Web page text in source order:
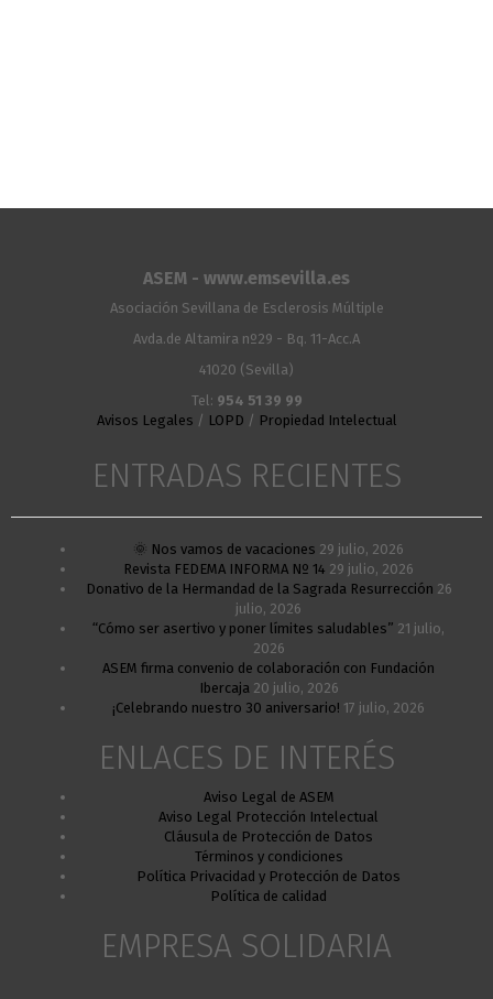
ASEM - www.emsevilla.es
Asociación Sevillana de Esclerosis Múltiple
Avda.de Altamira nº29 - Bq. 11-Acc.A
41020 (Sevilla)
Tel: 954 51 39 99
Avisos Legales / LOPD / Propiedad Intelectual
ENTRADAS RECIENTES
🌞 Nos vamos de vacaciones 29 julio, 2026
Revista FEDEMA INFORMA Nº 14 29 julio, 2026
Donativo de la Hermandad de la Sagrada Resurrección 26
julio, 2026
“Cómo ser asertivo y poner límites saludables” 21 julio,
2026
ASEM firma convenio de colaboración con Fundación
Ibercaja 20 julio, 2026
¡Celebrando nuestro 30 aniversario! 17 julio, 2026
ENLACES DE INTERÉS
Aviso Legal de ASEM
Aviso Legal Protección Intelectual
Cláusula de Protección de Datos
Términos y condiciones
Política Privacidad y Protección de Datos
Política de calidad
EMPRESA SOLIDARIA